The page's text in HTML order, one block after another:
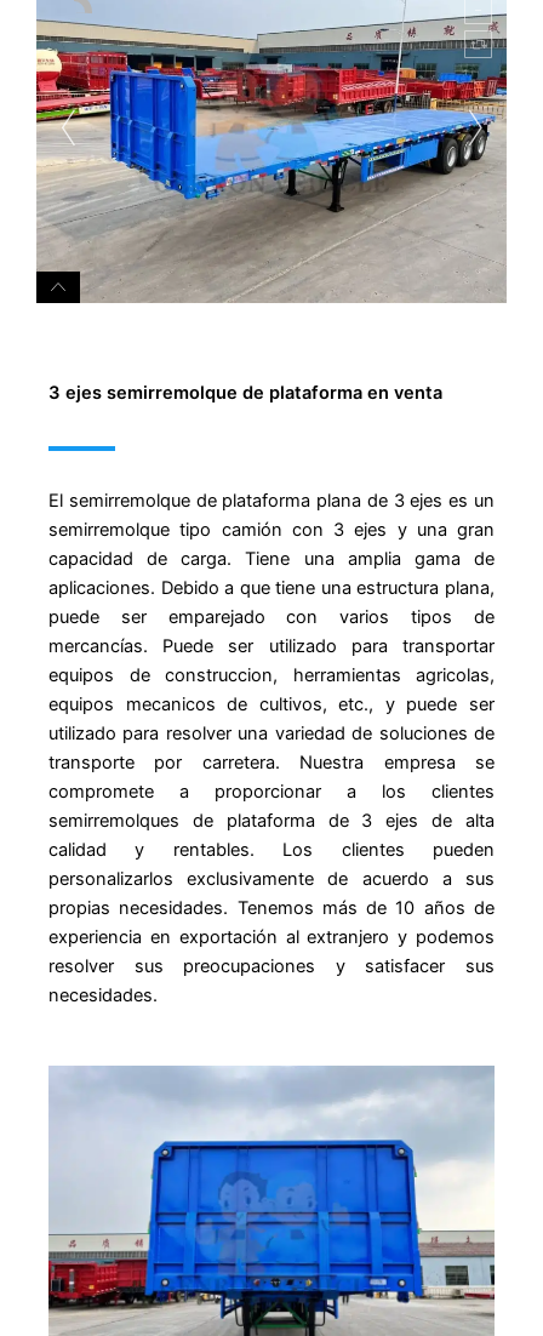
3 ejes semirremolque de plataforma en venta
El semirremolque de plataforma plana de 3 ejes es un
semirremolque tipo camión con 3 ejes y una gran
capacidad de carga. Tiene una amplia gama de
aplicaciones. Debido a que tiene una estructura plana,
puede ser emparejado con varios tipos de
mercancías. Puede ser utilizado para transportar
equipos de construccion, herramientas agricolas,
equipos mecanicos de cultivos, etc., y puede ser
utilizado para resolver una variedad de soluciones de
transporte por carretera. Nuestra empresa se
compromete a proporcionar a los clientes
semirremolques de plataforma de 3 ejes de alta
calidad y rentables. Los clientes pueden
personalizarlos exclusivamente de acuerdo a sus
propias necesidades. Tenemos más de 10 años de
experiencia en exportación al extranjero y podemos
resolver sus preocupaciones y satisfacer sus
necesidades.